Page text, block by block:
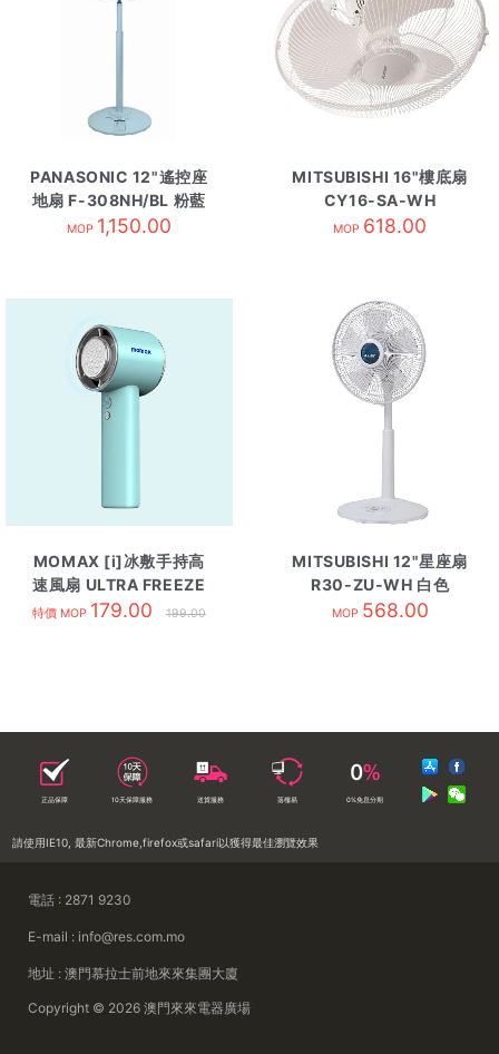
PANASONIC 12"遙控座
地扇 F-308NH/BL 粉藍
MOP 1,150.00
MITSUBISHI 16"樓底扇
CY16-SA-WH
MOP 618.00
MOMAX [i]冰敷手持高
速風扇 ULTRA FREEZE
藍色
特價 MOP 179.00 199.00
MITSUBISHI 12"星座扇
R30-ZU-WH 白色
MOP 568.00
正品保障 10天保障服務 送貨服務 落樓易 0%免息分期
請使用IE10, 最新Chrome,firefox或safari以獲得最佳瀏覽效果
電話 : 2871 9230
E-mail : info@res.com.mo
地址 : 澳門慕拉士前地來來集團大廈
Copyright © 2026 澳門來來電器廣場